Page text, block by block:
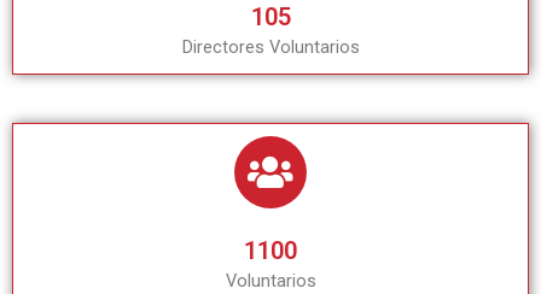
105
Directores Voluntarios
1100
Voluntarios